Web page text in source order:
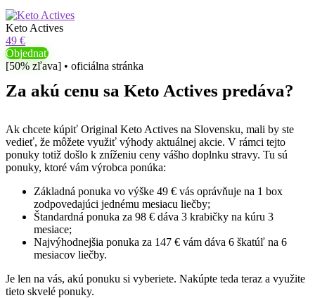
Keto Actives
49 €
Objednať
[50% zľava] • oficiálna stránka
Za akú cenu sa Keto Actives predáva?
Ak chcete kúpiť Original Keto Actives na Slovensku, mali by ste
vedieť, že môžete využiť výhody aktuálnej akcie. V rámci tejto
ponuky totiž došlo k zníženiu ceny vášho doplnku stravy. Tu sú
ponuky, ktoré vám výrobca ponúka:
Základná ponuka vo výške 49 € vás oprávňuje na 1 box
zodpovedajúci jednému mesiacu liečby;
Štandardná ponuka za 98 € dáva 3 krabičky na kúru 3
mesiace;
Najvýhodnejšia ponuka za 147 € vám dáva 6 škatúľ na 6
mesiacov liečby.
Je len na vás, akú ponuku si vyberiete. Nakúpte teda teraz a využite
tieto skvelé ponuky.